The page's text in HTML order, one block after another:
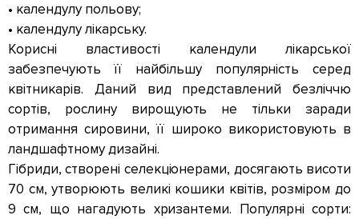
• календулу польову;
• календулу лікарську.
Корисні властивості календули лікарської
забезпечують її найбільшу популярність серед
квітникарів. Даний вид представлений безліччю
сортів, рослину вирощують не тільки заради
отримання сировини, її широко використовують в
ландшафтному дизайні.
Гібриди, створені селекціонерами, досягають висоти
70 см, утворюють великі кошики квітів, розміром до
9 см, що нагадують хризантеми. Популярні сорти: